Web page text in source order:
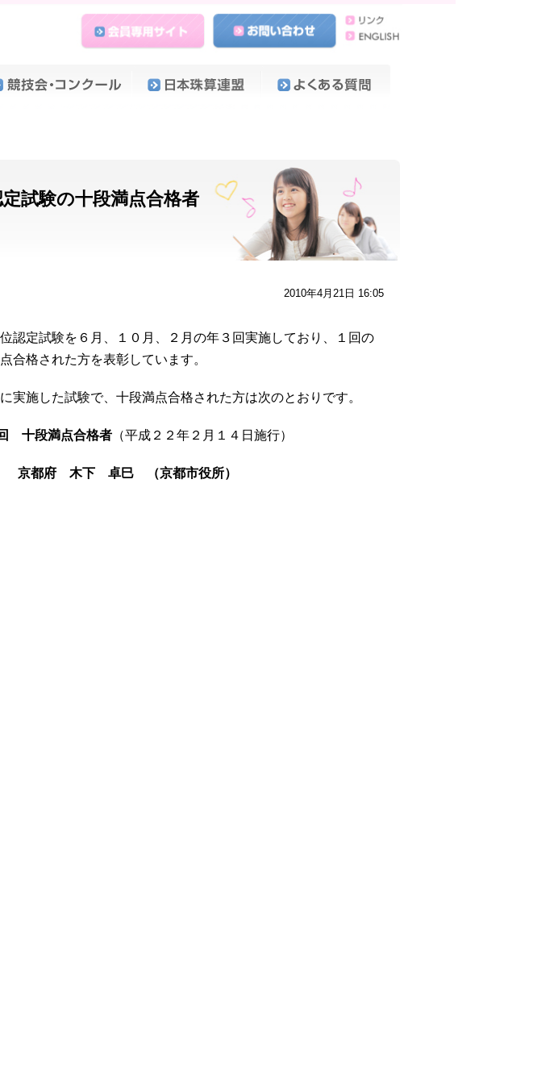
試験の十段満点合格者
2010年4月21日 16:05
認定試験を６月、１０月、２月の年３回実施しており、１回の
合格された方を表彰しています。
実施した試験で、十段満点合格された方は次のとおりです。
十段満点合格者 （平成２２年２月１４日施行）
京都府 木下 卓巳 （京都市役所）